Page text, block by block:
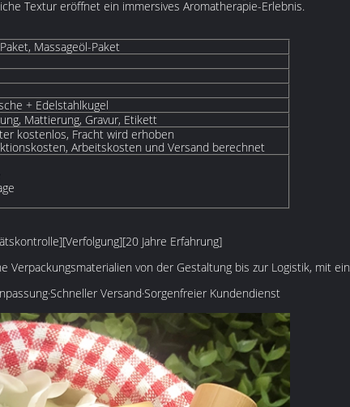
Textur eröffnet ein immersives Aromatherapie-Erlebnis.
Massageöl-Paket
+ Edelstahlkugel
Mattierung, Gravur, Etikett
kostenlos, Fracht wird erhoben
Arbeitskosten und Versand berechnet
Jahre Erfahrung]
Verpackungsmaterialien von der Gestaltung bis zur Logistik, mit
Versand·Sorgenfreier Kundendienst